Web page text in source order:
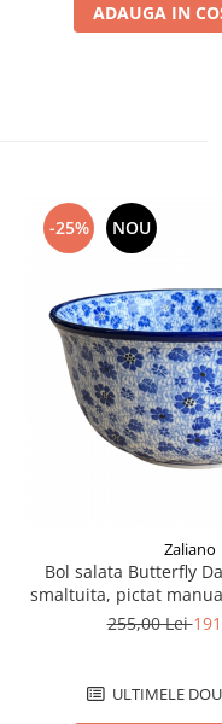
ADAUGA IN
-25% NOU
Zaliano
Bol salata Butterfly
smaltuita, pictat
cm
255,00 Lei
ULTIMELE